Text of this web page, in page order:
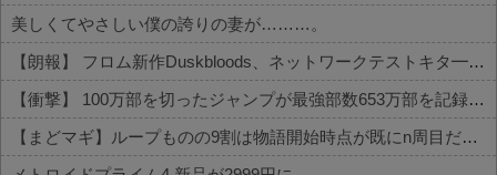
美しくてやさしい僕の誇りの妻が………。
【朗報】 フロム新作Duskbloods、ネットワークテストキタ━━━━(゜∀゜)━━━━!!
【衝撃】 100万部を切ったジャンプが最強部数653万部を記録した時の週刊少年ジャンプの面子がヤバすぎる
【まどマギ】ループものの9割は物語開始時点が既にn周目だったって仕掛けがあるよね